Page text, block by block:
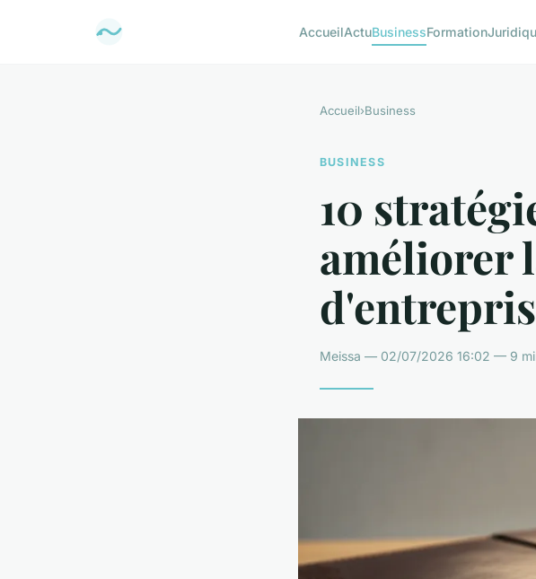
AccueilActuBusinessFormation
Accueil›Business
BUSINESS
10
améliorer
Meissa — 02/07/2026 16:02 — 9